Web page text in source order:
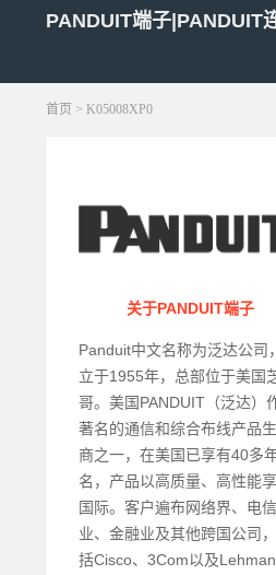
PANDUIT端子|PANDUIT
首页 > K05008XP0
关于PANDUIT端子
Panduit中文名称为泛达公司
立于1955年，总部位于美国
哥。美国PANDUIT（泛达）
著名的通信和综合布线产品
商之一，在美国已享有40多
名，产品以高质量、高性能
国际。客户遍布网络界、电信
业、金融业及其他跨国公司
括Cisco、3Com以及Lehman